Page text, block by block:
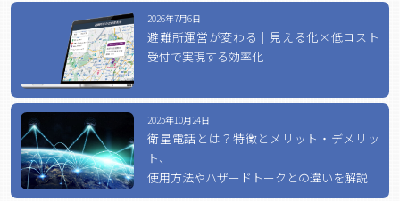
2026年7月6日
避難所運営が変わる｜見える化×低コスト
受付で実現する効率化
2025年10月24日
衛星電話とは？特徴とメリット・デメリッ
ト、
使用方法やハザードトークとの違いを解説